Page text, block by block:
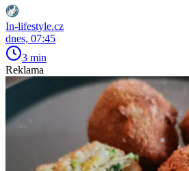
In-lifestyle.cz
dnes, 07:45
3 min
Reklama